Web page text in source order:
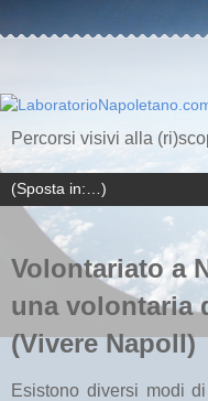
Percorsi visivi alla
Volontariato a
una volontaria
(Vivere NapolI)
Esistono diversi modi